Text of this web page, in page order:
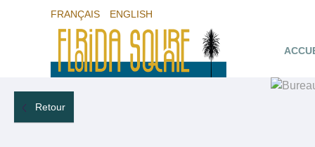
FRANÇAIS ENGLISH
Retour